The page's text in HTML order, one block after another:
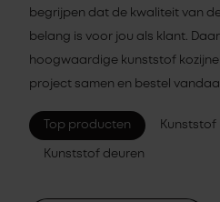
begrijpen dat de kwaliteit van
belang is voor jou als klant.
hoogwaardige kunststof
project samen en bestel
Top producten Kunststof
Kunststof deuren